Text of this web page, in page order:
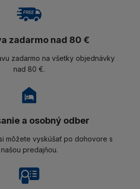
zadarmo nad 80 €
zadarmo na všetky objednávky
nad 80 €.
a osobný odber
môžete vyskúšať po dohovore s
našou predajňou.